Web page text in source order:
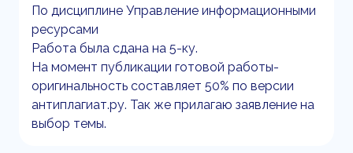
По дисциплине Управление информационными
ресурсами
Работа была сдана на 5-ку.
На момент публикации готовой работы-
оригинальность составляет 50% по версии
антиплагиат.ру. Так же прилагаю заявление на
выбор темы.